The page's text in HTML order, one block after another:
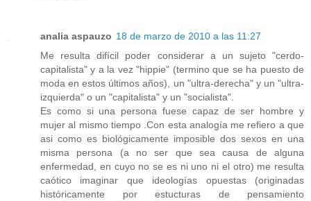
analia aspauzo 18 de marzo de 2010 a las 11:27
Me resulta difícil poder considerar a un sujeto "cerdo-
capitalista" y a la vez "hippie" (termino que se ha puesto de
moda en estos últimos años), un "ultra-derecha" y un "ultra-
izquierda" o un "capitalista" y un "socialista".
Es como si una persona fuese capaz de ser hombre y
mujer al mismo tiempo .Con esta analogía me refiero a que
asi como es biológicamente imposible dos sexos en una
misma persona (a no ser que sea causa de alguna
enfermedad, en cuyo no se es ni uno ni el otro) me resulta
caótico imaginar que ideologías opuestas (originadas
históricamente por estucturas de pensamiento